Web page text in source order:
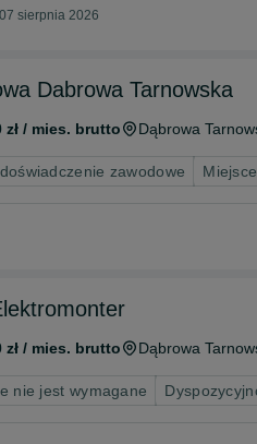
sierpnia 2026
Dabrowa Tarnowska
zł / mies. brutto Dąbrowa
zawodowe
zł / mies. brutto Dąbrowa
nie jest wymagane